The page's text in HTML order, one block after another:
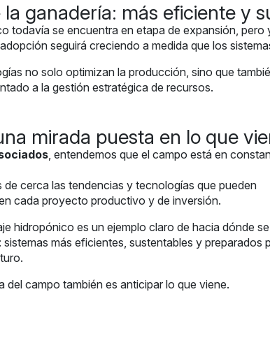
la ganadería: más eficiente y
todavía se encuentra en etapa de expansión,
seguirá creciendo a medida que los
no solo optimizan la producción, sino que
a la gestión estratégica de recursos.
mirada puesta en lo que
, entendemos que el campo está en
de cerca las tendencias y tecnologías que pueden
cada proyecto productivo y de inversión.
hidropónico es un ejemplo claro de hacia dónde se
sistemas más eficientes, sustentables y preparados
del campo también es anticipar lo que viene.